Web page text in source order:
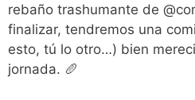
rebaño trashumante de
finalizar, tendremos una
esto, tú lo otro…) bien
jornada. 🥖